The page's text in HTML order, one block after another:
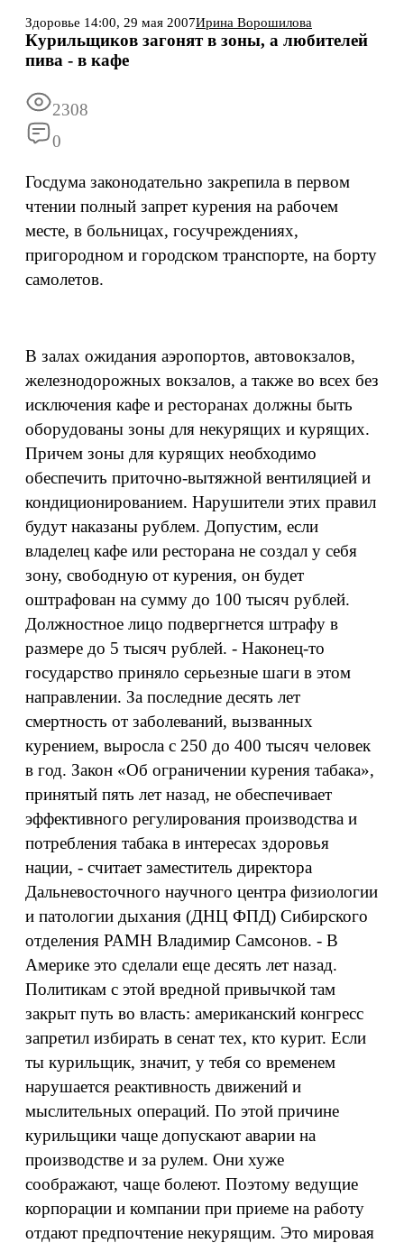
Подписка
Здоровье 14:00, 29 мая 2007Ирина Ворошилова
Курильщиков загонят в зоны, а любителей
пива - в кафе
2308
0
Госдума законодательно закрепила в первом
чтении полный запрет курения на рабочем
месте, в больницах, госучреждениях,
пригородном и городском транспорте, на борту
самолетов.
В залах ожидания аэропортов, автовокзалов,
железнодорожных вокзалов, а также во всех без
исключения кафе и ресторанах должны быть
оборудованы зоны для некурящих и курящих.
Причем зоны для курящих необходимо
обеспечить приточно-вытяжной вентиляцией и
кондиционированием. Нарушители этих правил
будут наказаны рублем. Допустим, если
владелец кафе или ресторана не создал у себя
зону, свободную от курения, он будет
оштрафован на сумму до 100 тысяч рублей.
Должностное лицо подвергнется штрафу в
размере до 5 тысяч рублей. - Наконец-то
государство приняло серьезные шаги в этом
направлении. За последние десять лет
смертность от заболеваний, вызванных
курением, выросла с 250 до 400 тысяч человек
в год. Закон «Об ограничении курения табака»,
принятый пять лет назад, не обеспечивает
эффективного регулирования производства и
потребления табака в интересах здоровья
нации, - считает заместитель директора
Дальневосточного научного центра физиологии
и патологии дыхания (ДНЦ ФПД) Сибирского
отделения РАМН Владимир Самсонов. - В
Америке это сделали еще десять лет назад.
Политикам с этой вредной привычкой там
закрыт путь во власть: американский конгресс
запретил избирать в сенат тех, кто курит. Если
ты курильщик, значит, у тебя со временем
нарушается реактивность движений и
мыслительных операций. По этой причине
курильщики чаще допускают аварии на
производстве и за рулем. Они хуже
соображают, чаще болеют. Поэтому ведущие
корпорации и компании при приеме на работу
отдают предпочтение некурящим. Это мировая